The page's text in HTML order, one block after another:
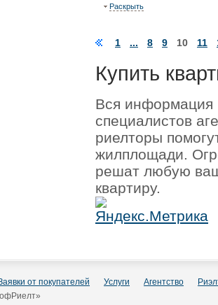
Раскрыть
1 ... 8 9 10 11
Купить
Вся информация
специалистов
риелторы
жилплощади.
решат любую
квартиру.
от покупателей Услуги Агентство